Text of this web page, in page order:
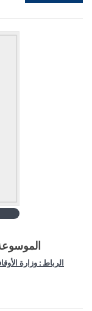
الرباط : وزارة